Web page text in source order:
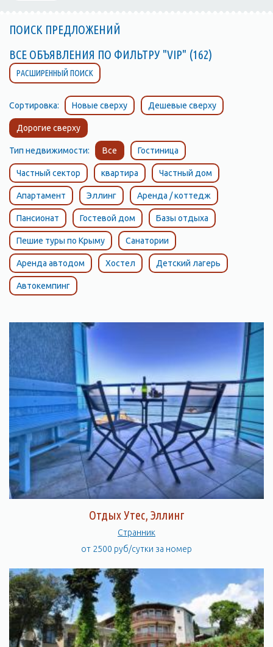
ПОИСК ПРЕДЛОЖЕНИЙ
ВСЕ ОБЪЯВЛЕНИЯ ПО ФИЛЬТРУ "VIP" (162)
РАСШИРЕННЫЙ ПОИСК
Сортировка: Новые сверху Дешевые сверху
Дорогие сверху
Тип недвижимости: Все Гостиница
Частный сектор квартира Частный дом
Апартамент Эллинг Аренда / коттедж
Пансионат Гостевой дом Базы отдыха
Пешие туры по Крыму Санатории
Аренда автодом Хостел Детский лагерь
Автокемпинг
Отдых Утес, Эллинг
Странник
от 2500 руб/сутки за номер